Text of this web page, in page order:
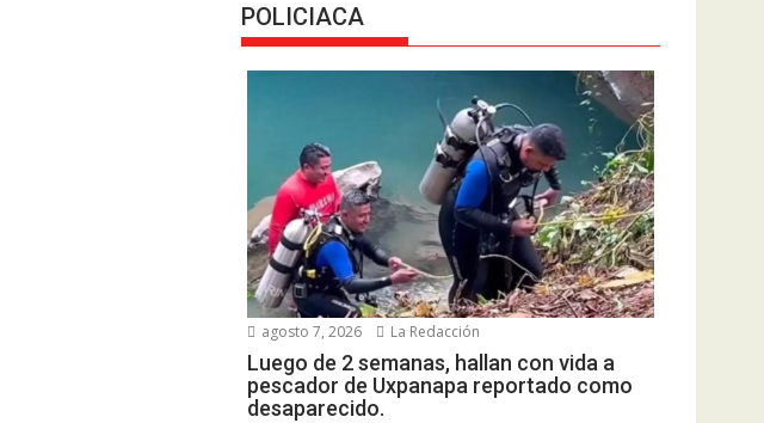
POLICIACA
agosto 7, 2026 La Redacción
Luego de 2 semanas, hallan con vida a
pescador de Uxpanapa reportado como
desaparecido.